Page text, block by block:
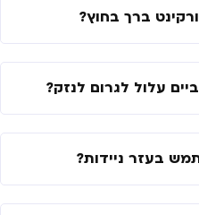
ברך בחוץ?
עלול לגרום לנזק?
בעזר ניידות?